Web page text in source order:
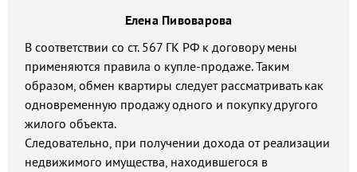
Елена Пивоварова
В соответствии со ст. 567 ГК РФ к договору мены
применяются правила о купле-продаже. Таким
образом, обмен квартиры следует рассматривать как
одновременную продажу одного и покупку другого
жилого объекта.
Следовательно, при получении дохода от реализации
недвижимого имущества, находившегося в